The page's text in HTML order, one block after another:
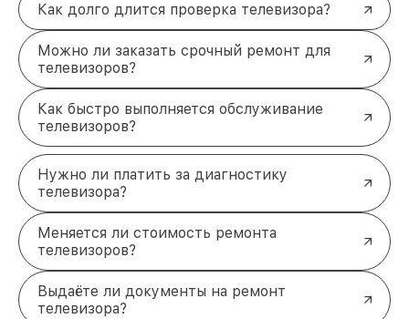
надёжно и доступно
Готовы вернуть своему телевизору
работоспособность?Оставьте заявку , и наш
специалист перезвонит вам в течение 5 минут,
чтобы уточнить детали и предложить удобное
время для ремонта. Мы гарантируем
профессиональный подход и доступные цены.
Звоните: +7 (861) 299-37-61 или приходите по
адресу: Северная улица, 496/2.
Как долго длится проверка телевизора?
Можно ли заказать срочный ремонт для
телевизоров?
Как быстро выполняется обслуживание
телевизоров?
Нужно ли платить за диагностику
телевизора?
Меняется ли стоимость ремонта
телевизоров?
Выдаёте ли документы на ремонт
телевизора?